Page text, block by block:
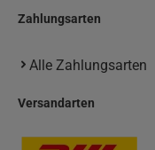
Zahlungsarten
Alle Zahlungsarten
Versandarten